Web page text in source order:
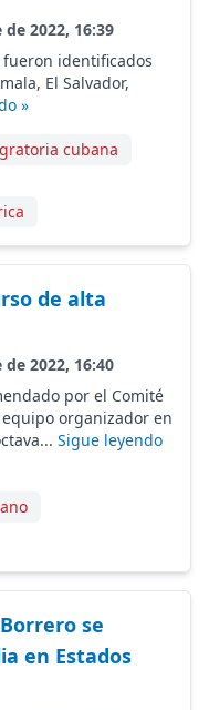
2022, 16:39
identificados
El Salvador,
»
cubana
de alta
2022, 16:40
por el Comité
organizador en
Sigue leyendo
se
en Estados